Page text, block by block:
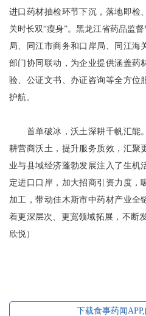
进口药材抽检环节下沉，落地即检
关时长双“瘦身”。黑龙江省药品监
局、同江市商务和口岸局、同江海
部门协同联动，为企业提供涵盖药
验、公证文书、办证咨询等全方位
护航。
首单破冰，沃土深耕千帆汇能
耕营商沃土，提升服务质效，汇聚
业与县域经济蓬勃发展注入了生机
定进口口岸，加大招商引资力度，
加工，带动佳木斯市中药材产业全
着更深层次、更宽领域拓展，不断
欣悦）
下载食事药闻